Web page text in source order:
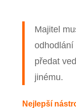
Majitel
odhodlání
předat
jinému.
Nejlepší